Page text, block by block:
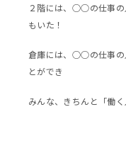
２階には、○○の仕事
もいた！
倉庫には、○○の仕事の
とができ
みんな、きちんと「働